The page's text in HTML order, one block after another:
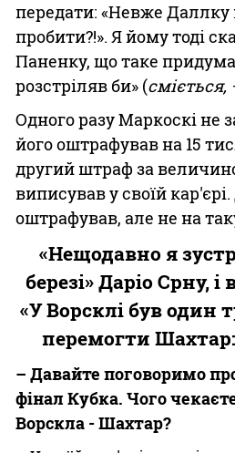
передати: «Невже Даллку
пробити?!». Я йому тоді
Паненку, що таке
розстріляв би» (сміється,
Одного разу Маркоскі не
його оштрафував на 15
другий штраф за
виписував у своїй
оштрафував, але не на
«Нещодавно я
березі» Даріо Срну, і
«У Ворсклі був один
перемогти
– Давайте поговоримо
фінал Кубка. Чого
Ворскла - Шахтар?